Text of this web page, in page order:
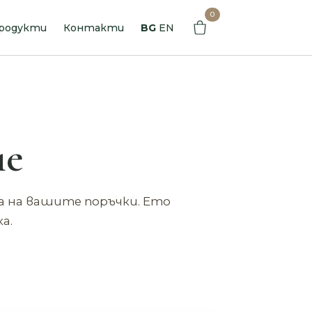
Контакти BG EN
0
на вашите поръчки. Ето